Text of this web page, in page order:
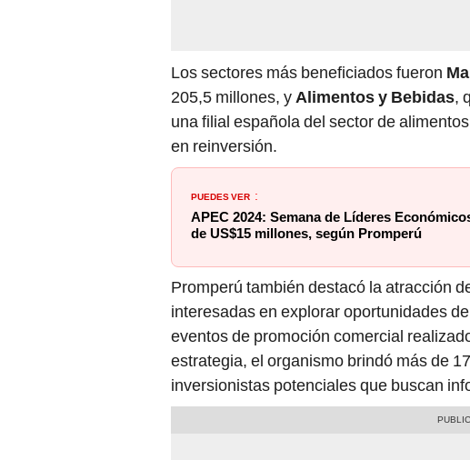
una filial española del sector de
en reinversión.
PUEDES VER :
de US$15 millones, según Promperú
Promperú también destacó la atracción de
interesadas en explorar oportunidades
eventos de promoción comercial
estrategia, el organismo brindó más de
inversionistas potenciales que buscan